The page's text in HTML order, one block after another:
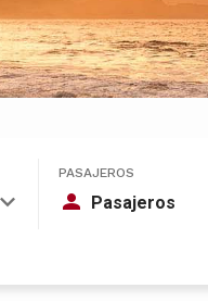
PASAJEROS
Pasajeros